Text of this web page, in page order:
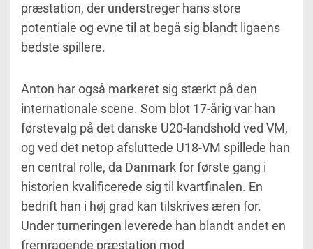
præstation, der understreger hans store
potentiale og evne til at begå sig blandt ligaens
bedste spillere.
Anton har også markeret sig stærkt på den
internationale scene. Som blot 17-årig var han
førstevalg på det danske U20-landshold ved VM,
og ved det netop afsluttede U18-VM spillede han
en central rolle, da Danmark for første gang i
historien kvalificerede sig til kvartfinalen. En
bedrift han i høj grad kan tilskrives æren for.
Under turneringen leverede han blandt andet en
fremragende præstation mod